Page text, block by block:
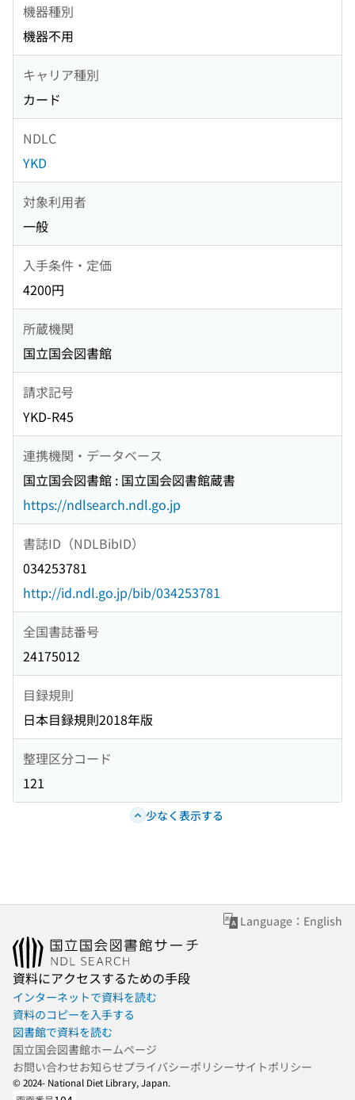
機器種別
機器不用
キャリア種別
カード
NDLC
YKD
対象利用者
一般
入手条件・定価
4200円
所蔵機関
国立国会図書館
請求記号
YKD-R45
連携機関・データベース
国立国会図書館 : 国立国会図書館蔵書
https://ndlsearch.ndl.go.jp
書誌ID（NDLBibID）
034253781
http://id.ndl.go.jp/bib/034253781
全国書誌番号
24175012
目録規則
日本目録規則2018年版
整理区分コード
121
少なく表示する
Language：English
資料にアクセスするための手段
インターネットで資料を読む
資料のコピーを入手する
図書館で資料を読む
国立国会図書館ホームページ
お問い合わせお知らせプライバシーポリシーサイトポリシー
© 2024- National Diet Library, Japan.